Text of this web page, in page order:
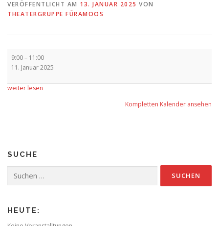
KALENDER GESPIELTE STÜCKE
VERÖFFENTLICHT AM 13. JANUAR 2025 VON
THEATERGRUPPE FÜRAMOOS
9:00– 11:00
11. Januar 2025
weiter lesen
Kompletten Kalender ansehen
SUCHE
nach:
HEUTE: